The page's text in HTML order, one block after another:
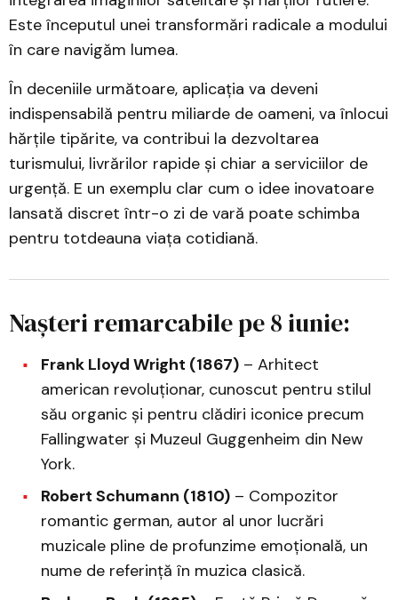
Este începutul unei transformări radicale a modului
în care navigăm lumea.
În deceniile următoare, aplicația va deveni
indispensabilă pentru miliarde de oameni, va înlocui
hărțile tipărite, va contribui la dezvoltarea
turismului, livrărilor rapide și chiar a serviciilor de
urgență. E un exemplu clar cum o idee inovatoare
lansată discret într-o zi de vară poate schimba
pentru totdeauna viața cotidiană.
Nașteri remarcabile pe 8 iunie:
Frank Lloyd Wright (1867) – Arhitect
american revoluționar, cunoscut pentru stilul
său organic și pentru clădiri iconice precum
Fallingwater și Muzeul Guggenheim din New
York.
Robert Schumann (1810) – Compozitor
romantic german, autor al unor lucrări
muzicale pline de profunzime emoțională, un
nume de referință în muzica clasică.